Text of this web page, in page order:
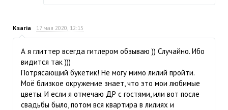
Ksaria 17 мая 2020, 12:15
А я глиттер всегда гитлером обзываю )) Случайно. Ибо
видится так )))
Потрясающий букетик! Не могу мимо лилий пройти.
Моё близкое окружение знает, что это мои любимые
цветы. И если я отмечаю ДР с гостями, или вот после
свадьбы было, потом вся квартира в лилиях и